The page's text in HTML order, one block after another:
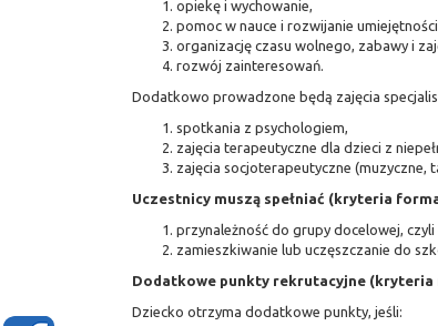
opiekę i wychowanie,
pomoc w nauce i rozwijanie
organizację czasu wolnego, zabawy i
rozwój zainteresowań.
Dodatkowo prowadzone będą zajęcia
spotkania z psychologiem,
zajęcia terapeutyczne dla dzieci z
zajęcia socjoterapeutyczne (muzyczne,
Uczestnicy muszą spełniać (kryteria
przynależność do grupy docelowej,
zamieszkiwanie lub uczęszczanie do
Dodatkowe punkty rekrutacyjne (kryteria
Dziecko otrzyma dodatkowe punkty, jeśli: